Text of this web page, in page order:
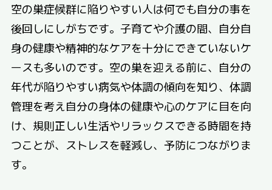
空の巣症候群に陥りやすい人は何でも自分の事を
後回しにしがちです。子育てや介護の間、自分自
身の健康や精神的なケアを十分にできていないケ
ースも多いのです。空の巣を迎える前に、自分の
年代が陥りやすい病気や体調の傾向を知り、体調
管理を考え自分の身体の健康や心のケアに目を向
け、規則正しい生活やリラックスできる時間を持
つことが、ストレスを軽減し、予防につながりま
す。